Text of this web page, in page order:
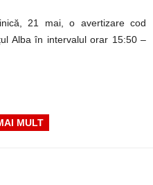
21 mai, o avertizare cod
Alba în intervalul orar 15:50 –
MULT